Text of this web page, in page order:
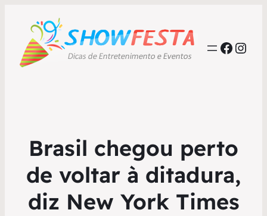
Brasil chegou perto
de voltar à ditadura,
diz New York Times